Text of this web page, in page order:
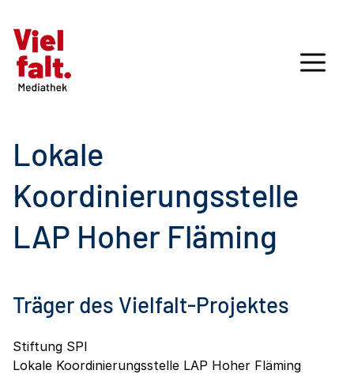
Lokale
Koordinierungsstelle
LAP Hoher Fläming
Träger des Vielfalt-Projektes
Stiftung SPI
Lokale Koordinierungsstelle LAP Hoher Fläming